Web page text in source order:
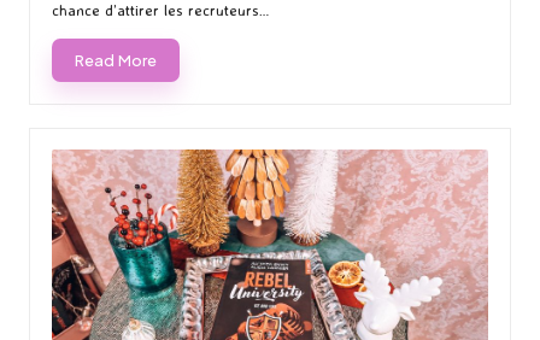
chance d’attirer les recruteurs…
Read More